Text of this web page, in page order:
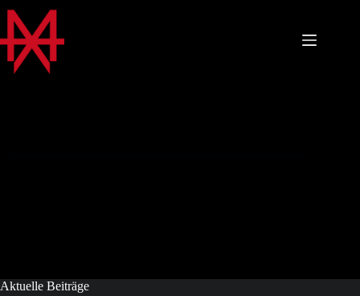
Inhalt
springen
Aktuelle Beiträge